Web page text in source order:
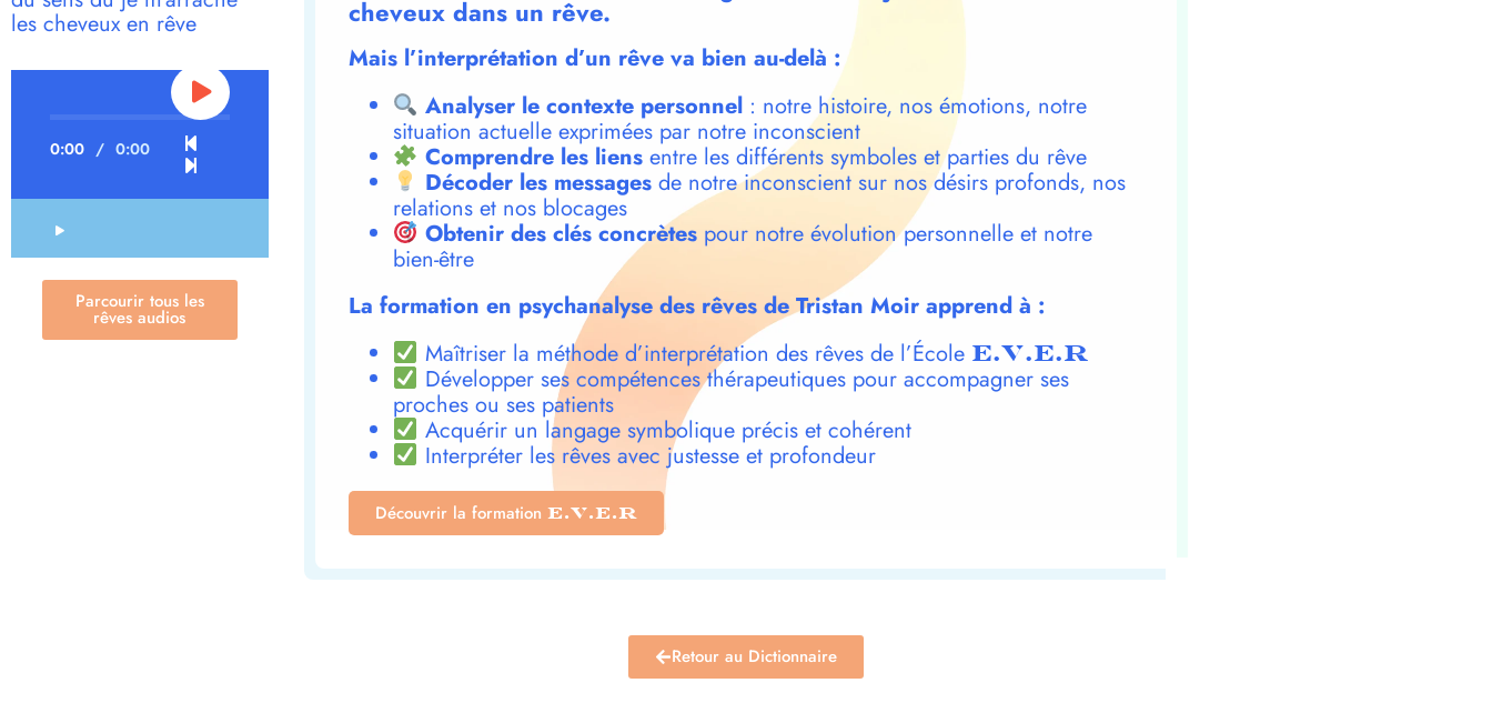
les cheveux en rêve
0:00 / 0:00
Parcourir tous les
rêves audios
cheveux dans un rêve.
Mais l’interprétation d’un rêve va bien au-delà :
Analyser le contexte personnel: notre histoire, nos émotions, notre
situation actuelle exprimées par notre inconscient
Comprendre les liensentre les différents symboles et parties du rêve
Décoder les messagesde notre inconscient sur nos désirs profonds, nos
relations et nos blocages
Obtenir des clés concrètespour notre évolution personnelle et notre
bien-être
La formation en psychanalyse des rêves de Tristan Moir apprend à :
Maîtriser la méthode d’interprétation des rêves de l’École E.V.E.R
Développer ses compétences thérapeutiques pour accompagner ses
proches ou ses patients
Acquérir un langage symbolique précis et cohérent
Interpréter les rêves avec justesse et profondeur
Découvrir la formation E.V.E.R
Retour au Dictionnaire